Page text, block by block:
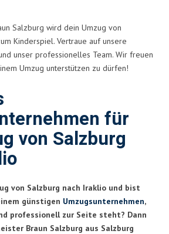
Salzburg wird dein Umzug von
Kinderspiel. Vertraue auf unsere
unser professionelles Team. Wir freuen
Umzug unterstützen zu dürfen!
für
von Salzburg
von Salzburg nach Iraklio und bist
günstigen Umzugsunternehmen,
professionell zur Seite steht? Dann
Braun Salzburg aus Salzburg